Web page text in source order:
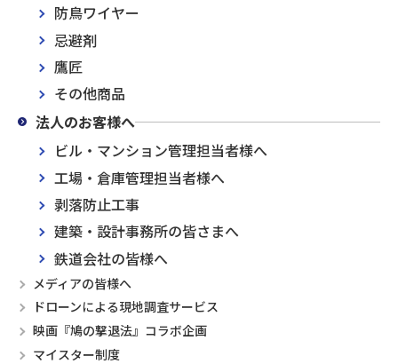
防鳥ワイヤー
忌避剤
鷹匠
その他商品
法人のお客様へ
ビル・マンション管理担当者様へ
工場・倉庫管理担当者様へ
剥落防止工事
建築・設計事務所の皆さまへ
鉄道会社の皆様へ
メディアの皆様へ
ドローンによる現地調査サービス
映画『鳩の撃退法』コラボ企画
マイスター制度